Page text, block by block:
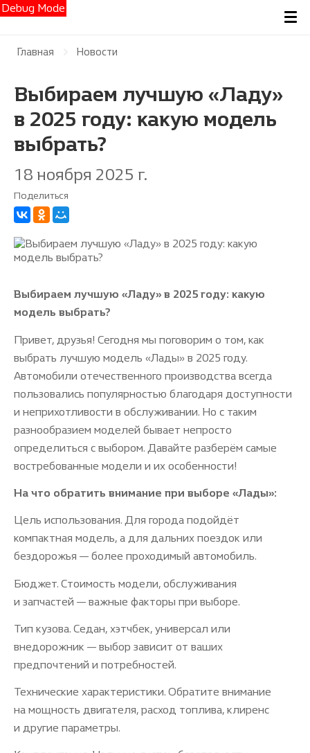
Debug Mode
Главная Новости
Выбираем лучшую «Ладу»
в 2025 году: какую модель
выбрать?
18 ноября 2025 г.
Поделиться
Выбираем лучшую «Ладу» в 2025 году: какую
модель выбрать?
Привет, друзья! Сегодня мы поговорим о том, как
выбрать лучшую модель «Лады» в 2025 году.
Автомобили отечественного производства всегда
пользовались популярностью благодаря доступности
и неприхотливости в обслуживании. Но с таким
разнообразием моделей бывает непросто
определиться с выбором. Давайте разберём самые
востребованные модели и их особенности!
На что обратить внимание при выборе «Лады»:
Цель использования. Для города подойдёт
компактная модель, а для дальних поездок или
бездорожья — более проходимый автомобиль.
Бюджет. Стоимость модели, обслуживания
и запчастей — важные факторы при выборе.
Тип кузова. Седан, хэтчбек, универсал или
внедорожник — выбор зависит от ваших
предпочтений и потребностей.
Технические характеристики. Обратите внимание
на мощность двигателя, расход топлива, клиренс
и другие параметры.